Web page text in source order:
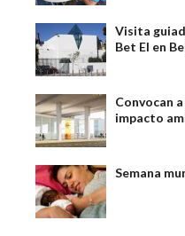
Visita
Bet El en
Convocan
impacto
Semana